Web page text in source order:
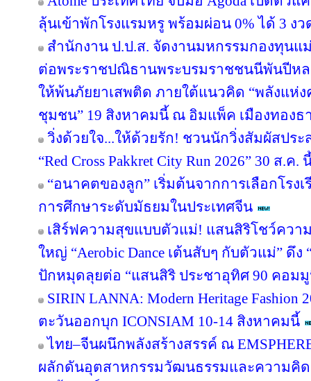
ลุ้นเข้าพักโรงแรมหรู พร้อมผ่อน 0% ได้ 3 ง
สำนักงาน ป.ป.ส. จัดงานมหกรรมกองทุนแ
ต่อพระราชปณิธานพระบรมราชชนนีพันปีห
ให้พ้นภัยยาเสพติด ภายใต้แนวคิด “พลังแห่
ชุมชน” 19 สิงหาคมนี้ ณ อิมแพ็ค เมืองทองธ
วิ่งด้วยใจ...ให้ด้วยรัก! ชวนนักวิ่งสัมผัสปร
“Red Cross Pakkret City Run 2026” 30 ส.ค.
“อนาคตของลูก” เริ่มต้นจากการเลือกโรง
การศึกษาระดับมัธยมในประเทศจีน
เสิร์ฟความสุขแบบตัวแม่! แสนสิริโชว์ความ
ใหญ่ “Aerobic Dance เต้นสับๆ กับตัวแม่” ดึ
ปักหมุดลุยต่อ “แสนสิริ ประชาอุทิศ 90 คอม
SIRIN LANNA: Modern Heritage
ตะวันออกบุก ICONSIAM 10-14 สิงหาคมนี้
ไทย–จีนผนึกพลังสร้างสรรค์ ณ
ผลักดันอุตสาหกรรมวัฒนธรรมและความคิด